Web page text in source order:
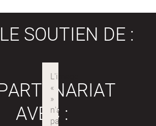
SOUTIEN DE :
AVEC :